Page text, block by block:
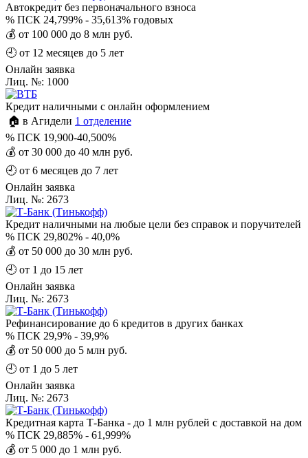
Автокредит без первоначального взноса
% ПСК 24,799% - 35,613% годовых
💰 от 100 000 до 8 млн руб.
🕘 от 12 месяцев до 5 лет
Онлайн заявка
Лиц. №: 1000
Кредит наличными с онлайн оформлением
🏠 в Агидели 1 отделение
% ПСК 19,900-40,500%
💰 от 30 000 до 40 млн руб.
🕘 от 6 месяцев до 7 лет
Онлайн заявка
Лиц. №: 2673
Кредит наличными на любые цели без справок и поручителей
% ПСК 29,802% - 40,0%
💰 от 50 000 до 30 млн руб.
🕘 от 1 до 15 лет
Онлайн заявка
Лиц. №: 2673
Рефинансирование до 6 кредитов в других банках
% ПСК 29,9% - 39,9%
💰 от 50 000 до 5 млн руб.
🕘 от 1 до 5 лет
Онлайн заявка
Лиц. №: 2673
Кредитная карта Т-Банка - до 1 млн рублей с доставкой на дом
% ПСК 29,885% - 61,999%
💰 от 5 000 до 1 млн руб.